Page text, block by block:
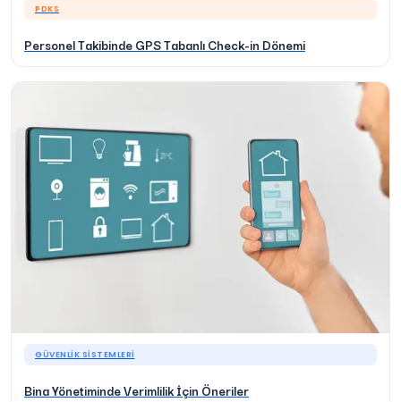
PDKS
Personel Takibinde GPS Tabanlı Check-in Dönemi
GÜVENLIK SISTEMLERI
Bina Yönetiminde Verimlilik İçin Öneriler